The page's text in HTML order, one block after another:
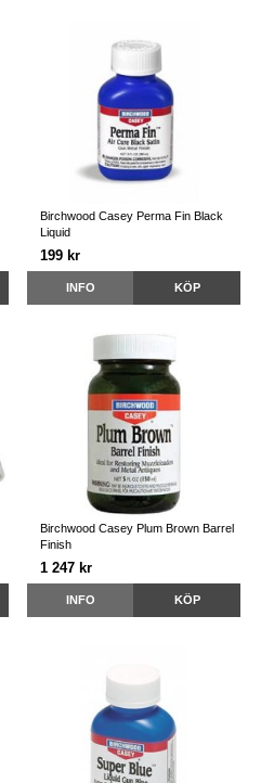
Birchwood Casey Perma Fin Black
Liquid
199 kr
INFO KÖP
Birchwood Casey Plum Brown Barrel
Finish
1 247 kr
INFO KÖP